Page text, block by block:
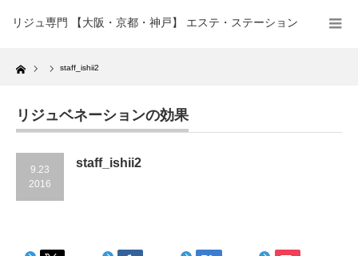
リジュ専門 【大阪・京都・神戸】 エステ・ステーション
Home staff_ishii2
リジュベネーションの効果
9.23
2016
staff_ishii2